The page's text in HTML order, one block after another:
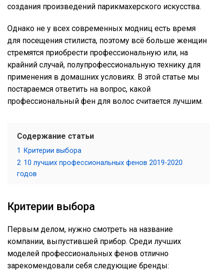
создания произведений парикмахерского искусства.
Однако не у всех современных модниц есть время
для посещения стилиста, поэтому всё больше женщин
стремятся приобрести профессиональную или, на
крайний случай, полупрофессиональную технику для
применения в домашних условиях. В этой статье мы
постараемся ответить на вопрос, какой
профессиональный фен для волос считается лучшим.
Содержание статьи
1
Критерии выбора
2 10 лучших профессиональных фенов 2019-2020
годов
Критерии выбора
Первым делом, нужно смотреть на название
компании, выпустившей прибор. Среди лучших
моделей профессиональных фенов отлично
зарекомендовали себя следующие бренды: